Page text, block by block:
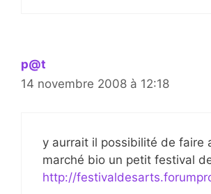
p@t
14 novembre 2008 à 12:18
y aurrait il possibilité de faire
marché bio un petit festival
http://